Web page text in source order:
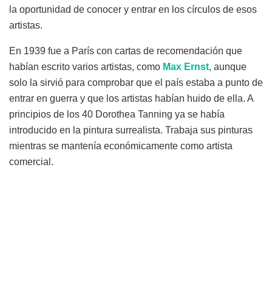
la oportunidad de conocer y entrar en los círculos de esos
artistas.
En 1939 fue a París con cartas de recomendación que
habían escrito varios artistas, como Max Ernst, aunque
solo la sirvió para comprobar que el país estaba a punto de
entrar en guerra y que los artistas habían huido de ella. A
principios de los 40 Dorothea Tanning ya se había
introducido en la pintura surrealista. Trabaja sus pinturas
mientras se mantenía económicamente como artista
comercial.